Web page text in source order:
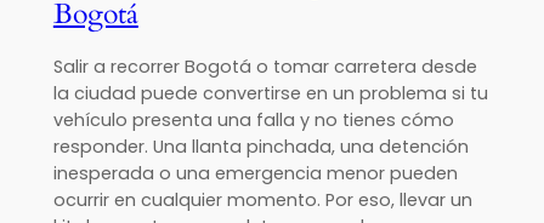
Bogotá
Salir a recorrer Bogotá o tomar carretera desde
la ciudad puede convertirse en un problema si tu
vehículo presenta una falla y no tienes cómo
responder. Una llanta pinchada, una detención
inesperada o una emergencia menor pueden
ocurrir en cualquier momento. Por eso, llevar un